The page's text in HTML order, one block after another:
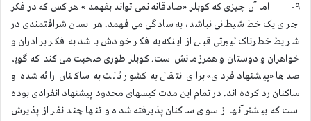
۹- اما آن چیزی که کوبلر «صادقانه نمی تواند بفهمد » هر کس که در فکر
اجرای یک خط شیطانی نباشد، به سادگی می فهمد. هر انسان شرافتمندی در
شرایط خطرناک لیبرتی قبل از اینکه به فکر خودش باشد به فکر برادران و
خواهران و دوستان و همرزمانش است. کوبلر طوری صحبت می کند که گویا
صدها «پیشنهاد فردی» برای انتقال به کشور ثالث به ساکنان ارائه شده و
ساکنان رد کرده اند. در تمام این مدت کیسهای محدود پیشنهاد انفرادی بوده
است که بیشتر آنها از سوی ساکنان پذیرفته شده و تنها چند نفر از پذیرش